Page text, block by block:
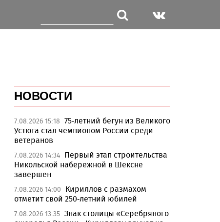
НОВОСТИ
7.08.2026 15:18 75-летний бегун из Великого
Устюга стал чемпионом России среди
ветеранов
7.08.2026 14:34 Первый этап строительства
Никольской набережной в Шексне
завершен
7.08.2026 14:00
Кириллов с размахом
отметит свой 250-летний юбилей
7.08.2026 13:35 Знак столицы «Серебряного